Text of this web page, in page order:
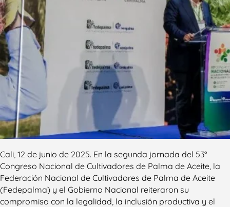
Cali, 12 de junio de 2025. En la segunda jornada del 53°
Congreso Nacional de Cultivadores de Palma de Aceite, la
Federación Nacional de Cultivadores de Palma de Aceite
(Fedepalma) y el Gobierno Nacional reiteraron su
compromiso con la legalidad, la inclusión productiva y el